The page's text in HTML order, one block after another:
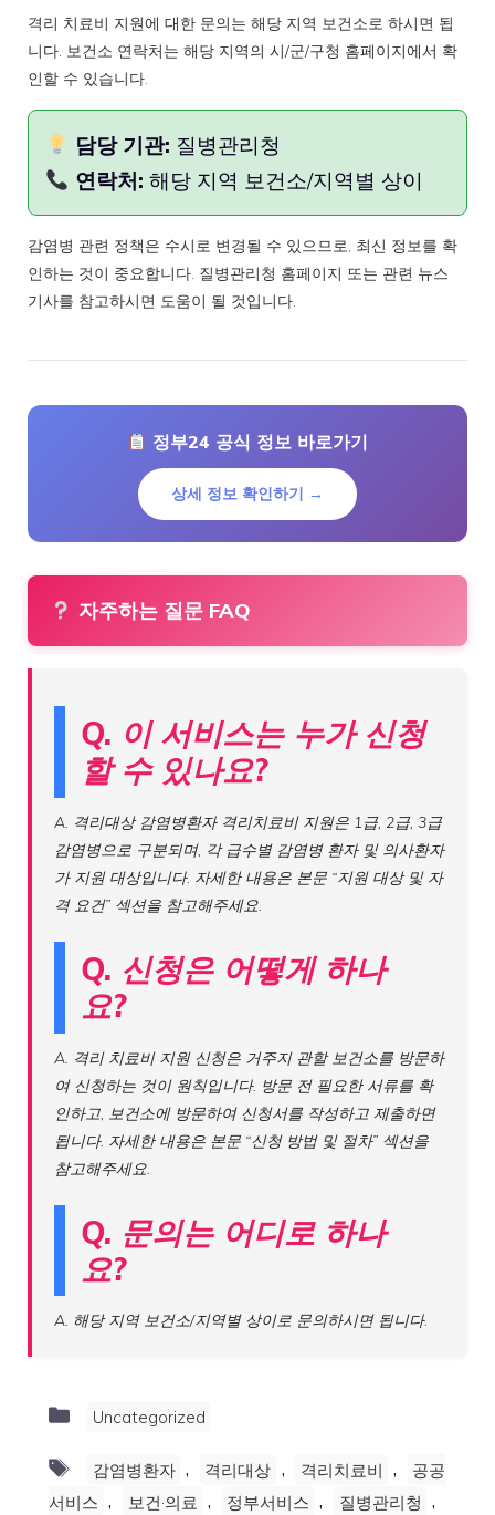
격리 치료비 지원에 대한 문의는 해당 지역 보건소로 하시면 됩
니다. 보건소 연락처는 해당 지역의 시/군/구청 홈페이지에서 확
인할 수 있습니다.
담당 기관: 질병관리청
연락처: 해당 지역 보건소/지역별 상이
감염병 관련 정책은 수시로 변경될 수 있으므로, 최신 정보를 확
인하는 것이 중요합니다. 질병관리청 홈페이지 또는 관련 뉴스
기사를 참고하시면 도움이 될 것입니다.
정부24 공식 정보 바로가기
상세 정보 확인하기 →
자주하는 질문 FAQ
Q. 이 서비스는 누가 신청
할 수 있나요?
A. 격리대상 감염병환자 격리치료비 지원은 1급, 2급, 3급
감염병으로 구분되며, 각 급수별 감염병 환자 및 의사환자
가 지원 대상입니다. 자세한 내용은 본문 “지원 대상 및 자
격 요건” 섹션을 참고해주세요.
Q. 신청은 어떻게 하나
요?
A. 격리 치료비 지원 신청은 거주지 관할 보건소를 방문하
여 신청하는 것이 원칙입니다. 방문 전 필요한 서류를 확
인하고, 보건소에 방문하여 신청서를 작성하고 제출하면
됩니다. 자세한 내용은 본문 “신청 방법 및 절차” 섹션을
참고해주세요.
Q. 문의는 어디로 하나
요?
A. 해당 지역 보건소/지역별 상이로 문의하시면 됩니다.
Categories
Uncategorized
Tags
감염병환자 , 격리대상 , 격리치료비 ,
공공
서비스 , 보건·의료 , 정부서비스 , 질병관리청 ,